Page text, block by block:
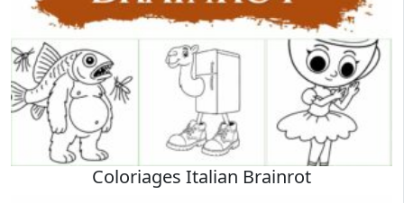
Coloriages Italian Brainrot